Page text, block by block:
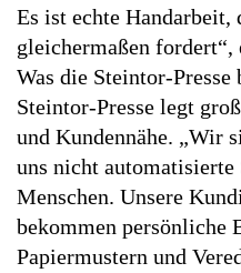
Es ist echte Handarbeit,
gleichermaßen fordert“,
Was die Steintor-Presse
Steintor-Presse legt
und Kundennähe. „Wir
uns nicht automatisierte
Menschen. Unsere
bekommen persönliche
Papiermustern und